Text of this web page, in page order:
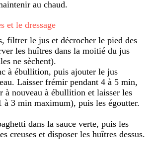
au chaud.
et le dressage
filtrer le jus et décrocher le pied des
les huîtres dans la moitié du jus
ne sèchent).
à ébullition, puis ajouter le jus
Laisser frémir pendant 4 à 5 min,
à nouveau à ébullition et laisser les
3 min maximum), puis les égoutter.
dans la sauce verte, puis les
creuses et disposer les huîtres dessus.